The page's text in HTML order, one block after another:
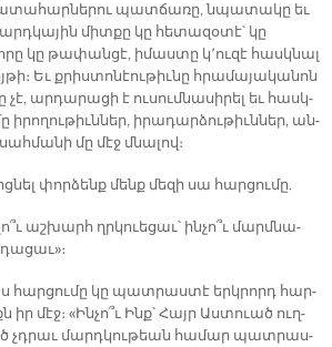
պատ­ճա­ռը, նպա­տա­կը եւ
միտ­քը կը հե­տա­զօ­տէ՝ կը
կը թա­փան­ցէ, ի­մաս­տը կ՚ու­զէ հասկ­նալ
Եւ քրիս­տո­նէու­թիւ­նը հրա­մա­յա­կա­նոն
չէ, ար­դա­րա­ցի է ու­սում­նա­սի­րել եւ հասկ­
ի­րո­ղու­թիւն­ներ, ի­րա­դար­ձու­թիւն­ներ, ան­
մը մէջ մնա­լով։
փոր­ձենք մենք մե­զի սա հար­ցու­մը.
աշ­խարհ ղրկուե­ցաւ՝ ին­չո՞ւ մարմ­նա­
հար­ցու­մը կը պատ­րաս­տէ երկ­րորդ հար­
իր մէջ։ «Ին­չո՞ւ Ինք՝ Հայր Աս­տուած ուղ­
չդրաւ մարդ­կու­թեան հա­մար պատ­րաս­